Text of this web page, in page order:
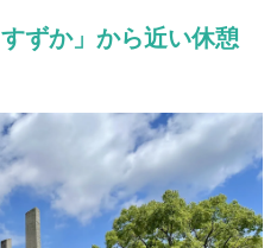
ずか」から近い休憩